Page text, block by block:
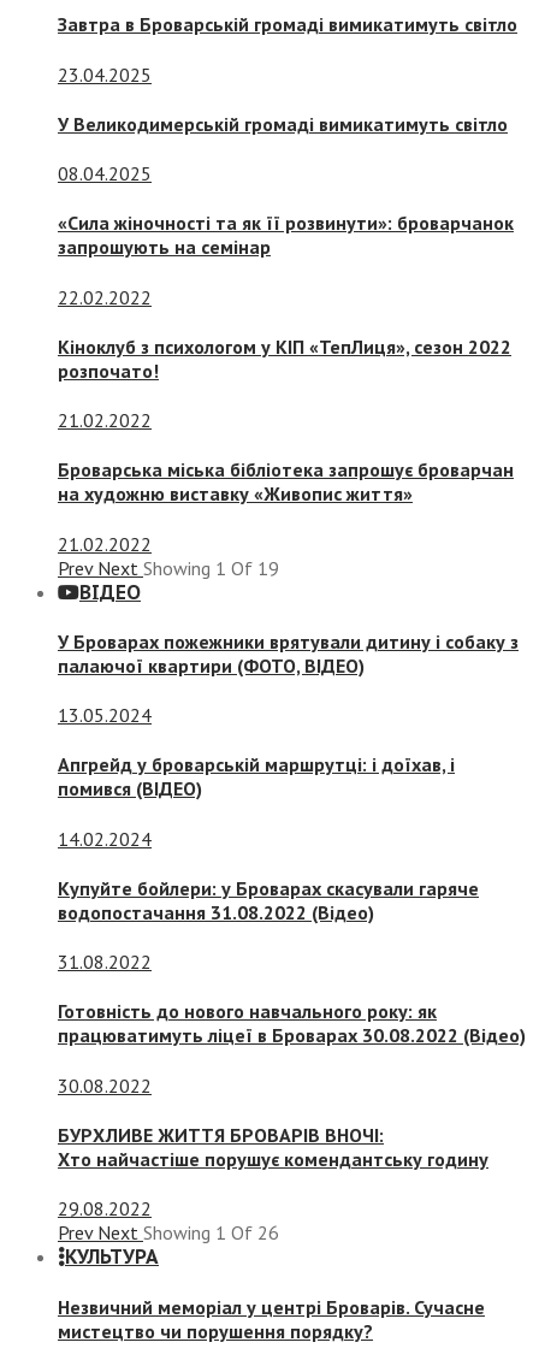
Завтра в Броварській громаді вимикатимуть світло
23.04.2025
У Великодимерській громаді вимикатимуть світло
08.04.2025
«Сила жіночності та як її розвинути»: броварчанок
запрошують на семінар
22.02.2022
Кіноклуб з психологом у КІП «ТепЛиця», сезон 2022
розпочато!
21.02.2022
Броварська міська бібліотека запрошує броварчан
на художню виставку «Живопис життя»
21.02.2022
Prev Next Showing 1 Of 19
ВІДЕО
У Броварах пожежники врятували дитину і собаку з
палаючої квартири (ФОТО, ВІДЕО)
13.05.2024
Апгрейд у броварській маршрутці: і доїхав, і
помився (ВІДЕО)
14.02.2024
Купуйте бойлери: у Броварах скасували гаряче
водопостачання 31.08.2022 (Відео)
31.08.2022
Готовність до нового навчального року: як
працюватимуть ліцеї в Броварах 30.08.2022 (Відео)
30.08.2022
БУРХЛИВЕ ЖИТТЯ БРОВАРІВ ВНОЧІ:
Хто найчастіше порушує комендантську годину
29.08.2022
Prev Next Showing 1 Of 26
КУЛЬТУРА
Незвичний меморіал у центрі Броварів. Сучасне
мистецтво чи порушення порядку?